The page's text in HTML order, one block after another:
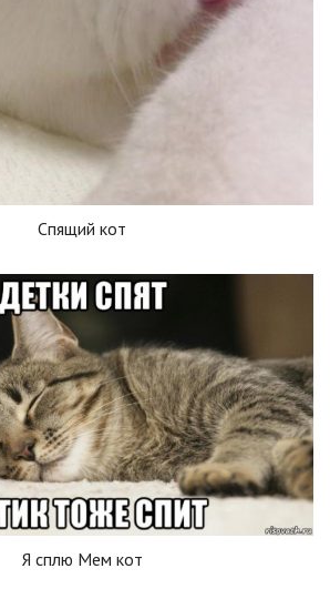
Спящий кот
Я сплю Мем кот